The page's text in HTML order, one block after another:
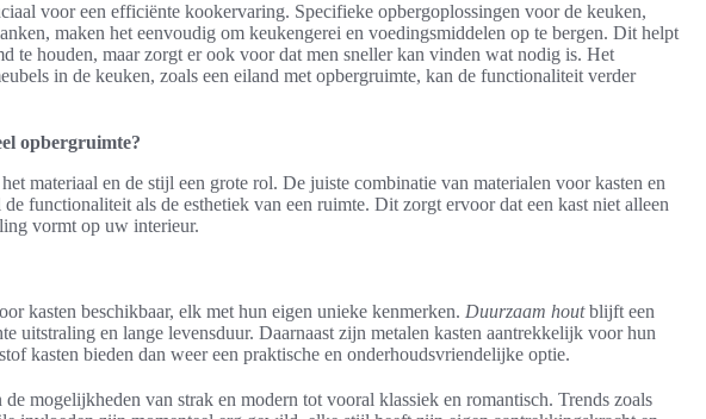
voor een efficiënte kookervaring. Specifieke opbergoplossingen voor de keuken,
maken het eenvoudig om keukengerei en voedingsmiddelen op te bergen. Dit helpt
te houden, maar zorgt er ook voor dat men sneller kan vinden wat nodig is. Het
in de keuken, zoals een eiland met opbergruimte, kan de functionaliteit verder
opbergruimte?
materiaal en de stijl een grote rol. De juiste combinatie van materialen voor kasten en
functionaliteit als de esthetiek van een ruimte. Dit zorgt ervoor dat een kast niet alleen
vormt op uw interieur.
kasten beschikbaar, elk met hun eigen unieke kenmerken. Duurzaam houtblijft een
uitstraling en lange levensduur. Daarnaast zijn metalen kasten aantrekkelijk voor hun
kasten bieden dan weer een praktische en onderhoudsvriendelijke optie.
mogelijkheden van strak en modern tot vooral klassiek en romantisch. Trends zoals